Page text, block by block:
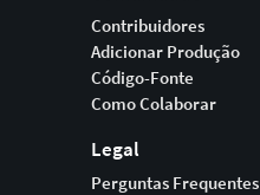
Contribuidores
Adicionar Produção
Código-Fonte
Como Colaborar
Legal
Perguntas Frequentes